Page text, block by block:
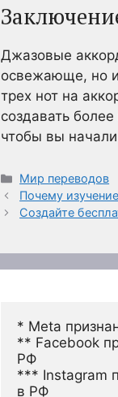
Джазовые
освежающе, но и
трех нот на
создавать
чтобы вы
Рубрики
Мир переводов
Почему
Создайте
* Meta
** Facebook
РФ
*** Instagram
в РФ